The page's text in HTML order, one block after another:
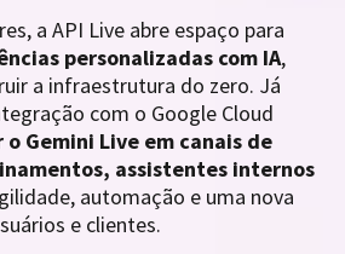
a API Live abre espaço para
personalizadas com IA,
a infraestrutura do zero. Já
com o Google Cloud
o Gemini Live em canais de
assistentes internos
automação e uma nova
e clientes.